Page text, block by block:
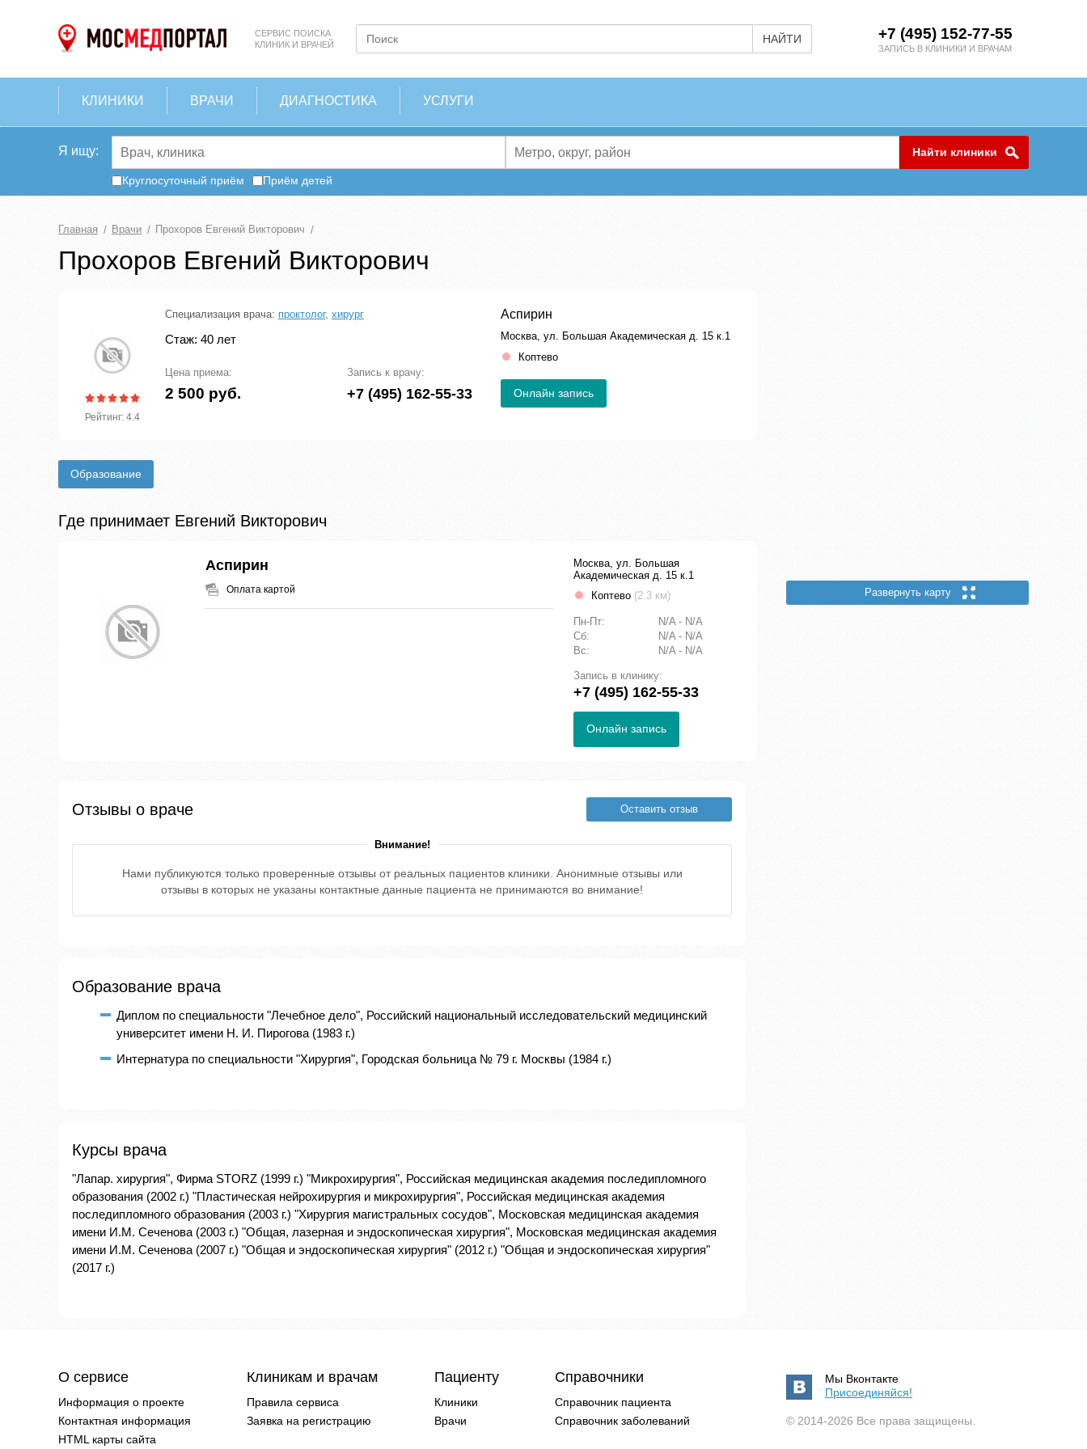
СЕРВИС ПОИСКА
КЛИНИК И ВРАЧЕЙ
НАЙТИ +7 (495) 152-77-55
ЗАПИСЬ В КЛИНИКИ И ВРАЧАМ
КЛИНИКИ ВРАЧИ ДИАГНОСТИКА УСЛУГИ
Я ищу: Найти клиники
Круглосуточный приём Приём детей
Главная Врачи Прохоров Евгений Викторович
Прохоров Евгений Викторович
Рейтинг: 4.4
Специализация врача: проктолог, хирург
Стаж: 40 лет
Цена приема:
2 500 руб.
Запись к врачу:
+7 (495) 162-55-33
Аспирин
Москва, ул. Большая Академическая д. 15 к.1
Коптево
Онлайн запись
Образование
Где принимает Евгений Викторович
Аспирин
Оплата картой
Москва, ул. Большая
Академическая д. 15 к.1
Коптево (2.3 км)
Пн-Пт:
N/A - N/A
Сб:
N/A - N/A
Вс:
N/A - N/A
Запись в клинику:
+7 (495) 162-55-33
Онлайн запись
Отзывы о враче Оставить отзыв
Внимание!
Нами публикуются только проверенные отзывы от реальных пациентов клиники. Анонимные отзывы или
отзывы в которых не указаны контактные данные пациента не принимаются во внимание!
Образование врача
Диплом по специальности "Лечебное дело", Российский национальный исследовательский медицинский
университет имени Н. И. Пирогова (1983 г.)
Интернатура по специальности "Хирургия", Городская больница № 79 г. Москвы (1984 г.)
Курсы врача
"Лапар. хирургия", Фирма STORZ (1999 г.) "Микрохирургия", Российская медицинская академия последипломного
образования (2002 г.) "Пластическая нейрохирургия и микрохирургия", Российская медицинская академия
последипломного образования (2003 г.) "Хирургия магистральных сосудов", Московская медицинская академия
имени И.М. Сеченова (2003 г.) "Общая, лазерная и эндоскопическая хирургия", Московская медицинская академия
имени И.М. Сеченова (2007 г.) "Общая и эндоскопическая хирургия" (2012 г.) "Общая и эндоскопическая хирургия"
(2017 г.)
Развернуть карту
О сервисе
Информация о проекте
Контактная информация
HTML карты сайта
Клиникам и врачам
Правила сервиса
Заявка на регистрацию
Пациенту
Клиники
Врачи
Справочники
Справочник пациента
Справочник заболеваний
Мы Вконтакте
Присоединяйся!
© 2014-2026 Все права защищены.